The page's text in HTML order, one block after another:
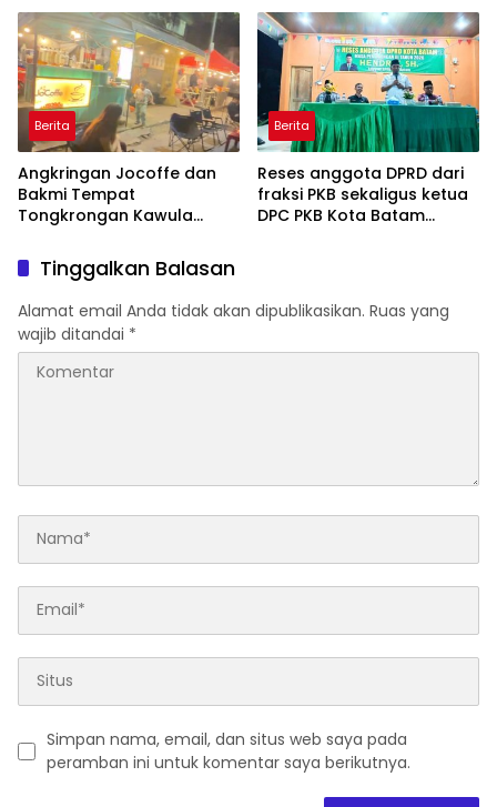
Motor
Berita
Angkringan Jocoffe dan
Bakmi Tempat
Tongkrongan Kawula
Pematangsiantar
Berita
Reses anggota DPRD dari
fraksi PKB sekaligus ketua
DPC PKB Kota Batam
Ambulans, dan Sarana
Olahraga
Tinggalkan Balasan
Alamat email Anda tidak akan dipublikasikan. Ruas yang
wajib ditandai *
Simpan nama, email, dan situs web saya pada
peramban ini untuk komentar saya berikutnya.